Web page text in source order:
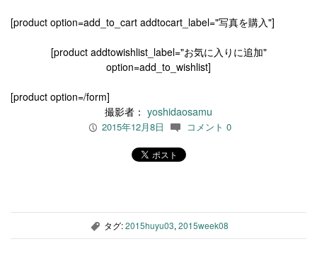
[product option=add_to_cart addtocart_label="写真を購入"]
[product addtowishlist_label="お気に入りに追加"
option=add_to_wishlist]
[product option=/form]
撮影者： yoshidaosamu
P 2015年12月8日 c コメント 0
, タグ:2015huyu03, 2015week08